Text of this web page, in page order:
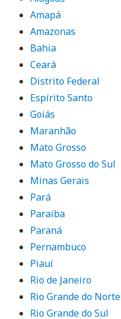
Amapá
Amazonas
Bahia
Ceará
Distrito Federal
Espírito Santo
Goiás
Maranhão
Mato Grosso
Mato Grosso do Sul
Minas Gerais
Pará
Paraíba
Paraná
Pernambuco
Piauí
Rio de Janeiro
Rio Grande do Norte
Rio Grande do Sul